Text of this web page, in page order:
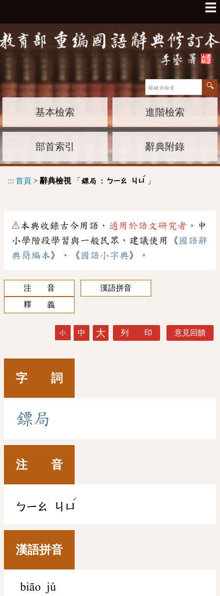
☰
基本檢索 進階檢索
部首索引 辭典附錄
::: 首頁 > 辭典檢視「 鏢局 : ㄅㄧㄠ ㄐㄩ
ˊ
」
⚠本典收錄古今用語， 適用於語文研究者 ，中
小學階段學習與一般民眾，建議使用《 國語辭
典簡編本》、《 國語小字典》。
注 音
漢語拼音
釋 義
小 中 大 列 印 意見回饋
字 詞
鏢局
注 音
ㄅㄧㄠ ㄐㄩ
ˊ
漢語拼音
biāo jú